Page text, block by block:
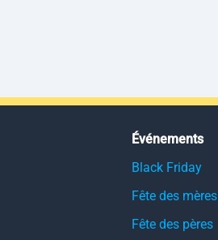
Événements
Black Friday
Fête des mères
Fête des pères